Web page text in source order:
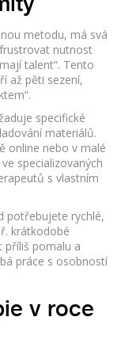
metodu, má svá
nutnost
talent“. Tento
až pěti sezení,
specifické
materiálů.
online nebo v malé
specializovaných
s vlastním
potřebujete rychlé,
krátkodobé
příliš pomalu a
práce s osobností
v roce